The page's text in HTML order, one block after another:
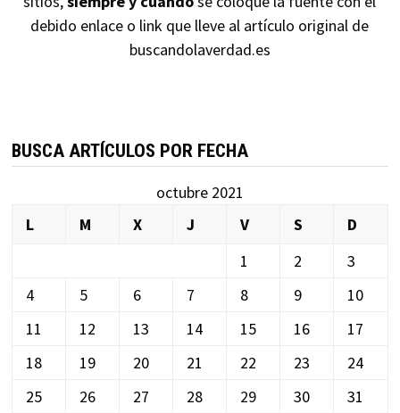
debido enlace o link que lleve al artículo original de
buscandolaverdad.es
BUSCA ARTÍCULOS POR FECHA
octubre 2021
L
M X J V S
D
1
2
3
4
5 6 7 8 9
10
11
12 13 14 15 16
17
18
19 20 21 22 23
24
25
26 27 28 29 30 31